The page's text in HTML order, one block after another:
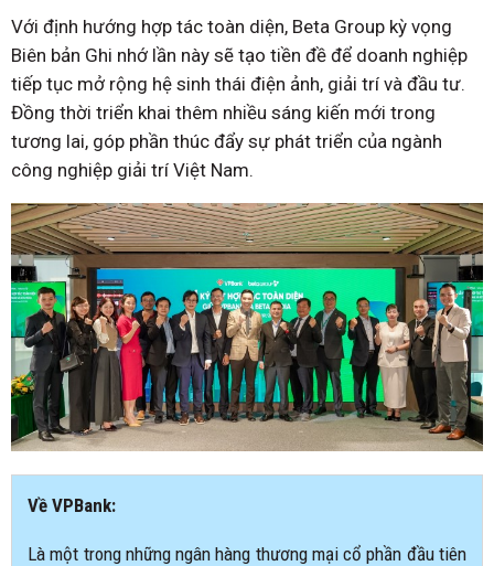
Với định hướng hợp tác toàn diện, Beta Group kỳ vọng
Biên bản Ghi nhớ lần này sẽ tạo tiền đề để doanh nghiệp
tiếp tục mở rộng hệ sinh thái điện ảnh, giải trí và đầu tư.
Đồng thời triển khai thêm nhiều sáng kiến mới trong
tương lai, góp phần thúc đẩy sự phát triển của ngành
công nghiệp giải trí Việt Nam.
Về VPBank:
Là một trong những ngân hàng thương mại cổ phần đầu tiên